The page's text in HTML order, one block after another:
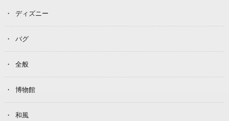
ディズニー
バグ
全般
博物館
和風